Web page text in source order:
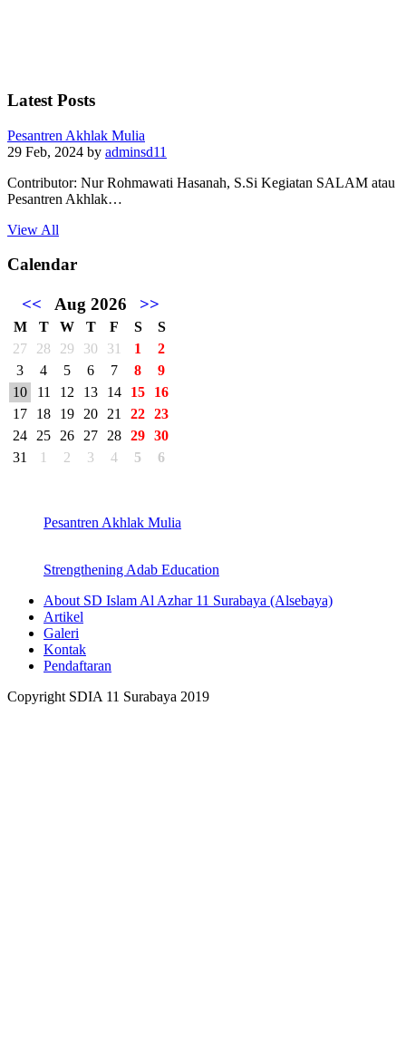
Latest Posts
Pesantren Akhlak Mulia
29 Feb, 2024 by adminsd11
Contributor: Nur Rohmawati Hasanah, S.Si Kegiatan SALAM atau
Pesantren Akhlak…
View All
Calendar
<< Aug 2026 >>
M T W T F S
S
27
28 29 30 31 1
2
3
4 5 6 7 8
9
10
11 12 13 14 15
16
17
18 19 20 21 22 23
24
25 26 27 28 29 30
31
1 2 3 4 5 6
Pesantren Akhlak Mulia
Strengthening Adab Education
About SD Islam Al Azhar 11 Surabaya (Alsebaya)
Artikel
Galeri
Kontak
Pendaftaran
Copyright SDIA 11 Surabaya 2019